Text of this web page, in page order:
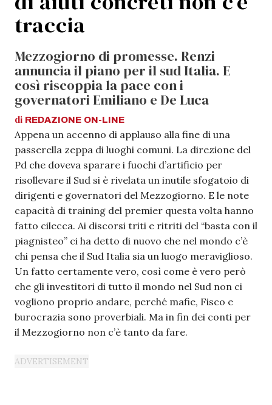
traccia
Mezzogiorno di promesse. Renzi
annuncia il piano per il sud Italia. E
così riscoppia la pace con i
governatori Emiliano e De Luca
di REDAZIONE ON-LINE
Appena un accenno di applauso alla fine di una
passerella zeppa di luoghi comuni. La direzione del
Pd che doveva sparare i fuochi d’artificio per
risollevare il Sud si è rivelata un inutile sfogatoio di
dirigenti e governatori del Mezzogiorno. E le note
capacità di training del premier questa volta hanno
fatto cilecca. Ai discorsi triti e ritriti del “basta con il
piagnisteo” ci ha detto di nuovo che nel mondo c’è
chi pensa che il Sud Italia sia un luogo meraviglioso.
Un fatto certamente vero, così come è vero però
che gli investitori di tutto il mondo nel Sud non ci
vogliono proprio andare, perché mafie, Fisco e
burocrazia sono proverbiali. Ma in fin dei conti per
il Mezzogiorno non c’è tanto da fare.